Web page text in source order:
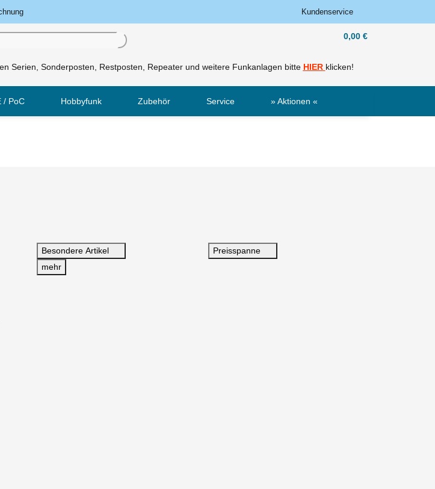
Kundenservice
0,00 €
Serien, Sonderposten, Restposten, Repeater und weitere Funkanlagen bitte HIER klicken!
/ PoC Hobbyfunk Zubehör Service » Aktionen «
Besondere Artikel
Preisspanne
mehr